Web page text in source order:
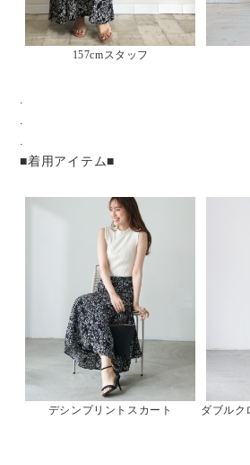
157cmスタッフ
.
.
.
■着用アイテム■
デシンプリントスカート
ダブルク